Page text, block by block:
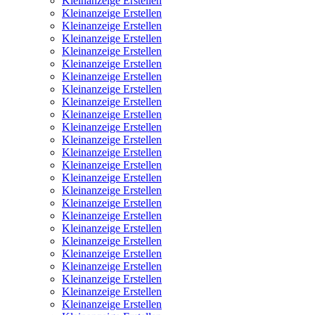
Kleinanzeige Erstellen
Kleinanzeige Erstellen
Kleinanzeige Erstellen
Kleinanzeige Erstellen
Kleinanzeige Erstellen
Kleinanzeige Erstellen
Kleinanzeige Erstellen
Kleinanzeige Erstellen
Kleinanzeige Erstellen
Kleinanzeige Erstellen
Kleinanzeige Erstellen
Kleinanzeige Erstellen
Kleinanzeige Erstellen
Kleinanzeige Erstellen
Kleinanzeige Erstellen
Kleinanzeige Erstellen
Kleinanzeige Erstellen
Kleinanzeige Erstellen
Kleinanzeige Erstellen
Kleinanzeige Erstellen
Kleinanzeige Erstellen
Kleinanzeige Erstellen
Kleinanzeige Erstellen
Kleinanzeige Erstellen